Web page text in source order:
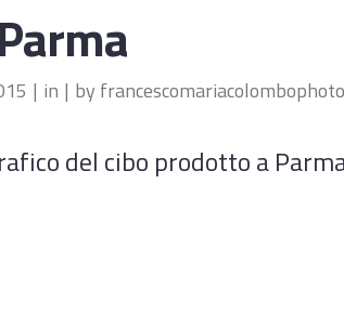
in by francescomariacolombophoto
del cibo prodotto a